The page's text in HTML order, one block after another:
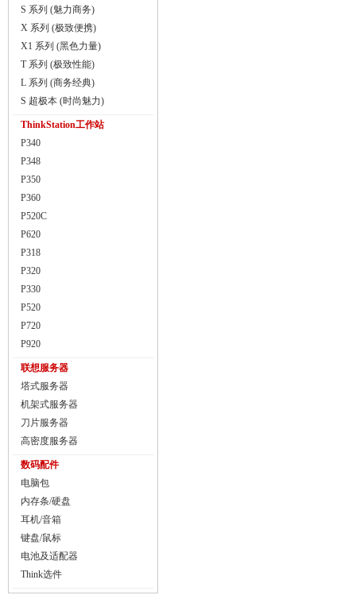
S 系列 (魅力商务)
X 系列 (极致便携)
X1 系列 (黑色力量)
T 系列 (极致性能)
L 系列 (商务经典)
S 超极本 (时尚魅力)
ThinkStation工作站
P340
P348
P350
P360
P520C
P620
P318
P320
P330
P520
P720
P920
联想服务器
塔式服务器
机架式服务器
刀片服务器
高密度服务器
数码配件
电脑包
内存条/硬盘
耳机/音箱
键盘/鼠标
电池及适配器
Think选件